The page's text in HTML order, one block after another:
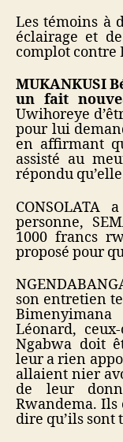
Les témoins à
éclairage et
complot contre
MUKANKUSI
un fait
Uwihoreye
pour lui
en affirmant
assisté au
répondu
personne,
1000 francs
proposé pour
son entretien
Léonard,
Ngabwa doit
leur a rien
allaient nier
de leur
Rwandema. Ils
dire qu’ils sont